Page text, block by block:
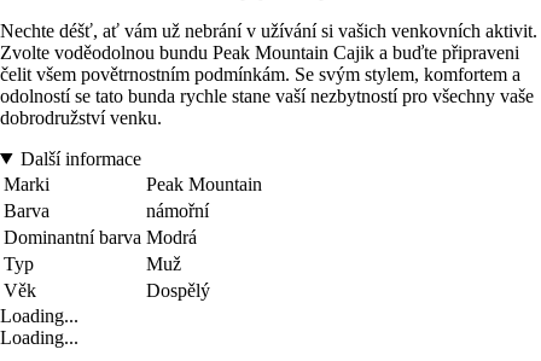
Nechte déšť, ať vám už nebrání v užívání si vašich venkovních aktivit.
Zvolte voděodolnou bundu Peak Mountain Cajik a buďte připraveni
čelit všem povětrnostním podmínkám. Se svým stylem, komfortem a
odolností se tato bunda rychle stane vaší nezbytností pro všechny vaše
dobrodružství venku.
Další informace
Marki
Peak Mountain
Barva
námořní
Dominantní barva Modrá
Typ
Muž
Věk
Dospělý
Loading...
Loading...